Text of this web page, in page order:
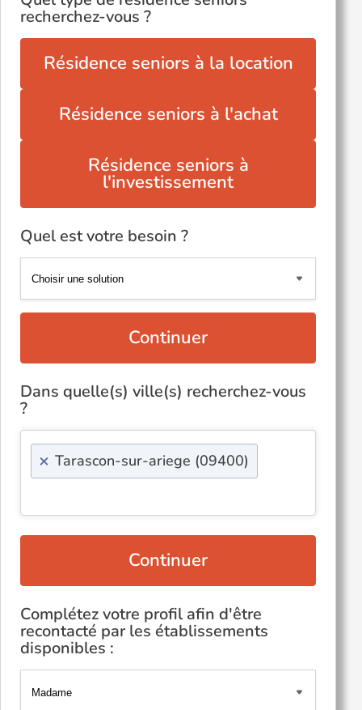
recherchez-vous ?
Résidence seniors à la location
Résidence seniors à l'achat
Résidence seniors à
l'investissement
Quel est votre besoin ?
Continuer
Dans quelle(s) ville(s) recherchez-vous
?
× Tarascon-sur-ariege (09400)
Continuer
Complétez votre profil afin d'être
recontacté par les établissements
disponibles :